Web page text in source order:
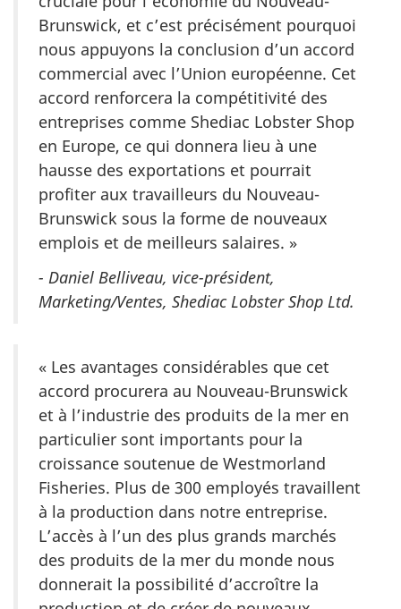
Brunswick, et c’est précisément pourquoi
nous appuyons la conclusion d’un accord
commercial avec l’Union européenne. Cet
accord renforcera la compétitivité des
entreprises comme Shediac Lobster Shop
en Europe, ce qui donnera lieu à une
hausse des exportations et pourrait
profiter aux travailleurs du Nouveau-
Brunswick sous la forme de nouveaux
emplois et de meilleurs salaires. »
- Daniel Belliveau, vice-président,
Marketing/Ventes, Shediac Lobster Shop Ltd.
« Les avantages considérables que cet
accord procurera au Nouveau-Brunswick
et à l’industrie des produits de la mer en
particulier sont importants pour la
croissance soutenue de Westmorland
Fisheries. Plus de 300 employés travaillent
à la production dans notre entreprise.
L’accès à l’un des plus grands marchés
des produits de la mer du monde nous
donnerait la possibilité d’accroître la